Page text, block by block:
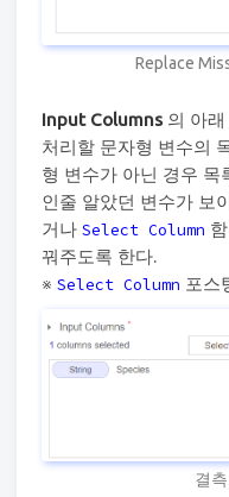
Replace
Input Columns 의 아
처리할 문자형 변수의
형 변수가 아닌 경우 목
인줄 알았던 변수가 보
거나 Select Column
꿔주도록 한다.
※ Select Column 포스
결